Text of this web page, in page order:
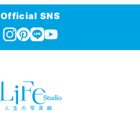
Official SNS